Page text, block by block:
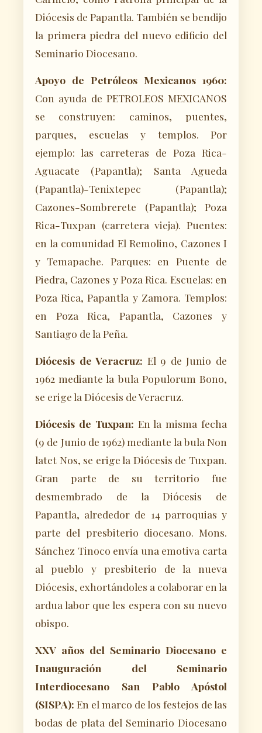
Diócesis de Papantla. También se bendijo
la primera piedra del nuevo edificio del
Seminario Diocesano.
Apoyo de Petróleos Mexicanos 1960:
Con ayuda de PETROLEOS MEXICANOS
se construyen: caminos, puentes,
parques, escuelas y templos. Por
ejemplo: las carreteras de Poza Rica-
Aguacate (Papantla); Santa Agueda
(Papantla)-Tenixtepec (Papantla);
Cazones-Sombrerete (Papantla); Poza
Rica-Tuxpan (carretera vieja). Puentes:
en la comunidad El Remolino, Cazones I
y Temapache. Parques: en Puente de
Piedra, Cazones y Poza Rica. Escuelas: en
Poza Rica, Papantla y Zamora. Templos:
en Poza Rica, Papantla, Cazones y
Santiago de la Peña.
Diócesis de Veracruz: El 9 de Junio de
1962 mediante la bula Populorum Bono,
se erige la Diócesis de Veracruz.
Diócesis de Tuxpan: En la misma fecha
(9 de Junio de 1962) mediante la bula Non
latet Nos, se erige la Diócesis de Tuxpan.
Gran parte de su territorio fue
desmembrado de la Diócesis de
Papantla, alrededor de 14 parroquias y
parte del presbiterio diocesano. Mons.
Sánchez Tinoco envía una emotiva carta
al pueblo y presbiterio de la nueva
Diócesis, exhortándoles a colaborar en la
ardua labor que les espera con su nuevo
obispo.
XXV años del Seminario Diocesano e
Inauguración del Seminario
Interdiocesano San Pablo Apóstol
(SISPA): En el marco de los festejos de las
bodas de plata del Seminario Diocesano